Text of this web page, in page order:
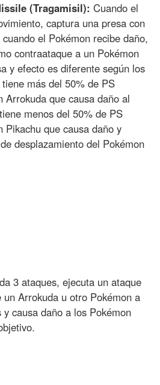
(Tragamisil): Cuando el
captura una presa con
el Pokémon recibe daño,
contraataque a un Pokémon
y efecto es diferente según los
más del 50% de PS
Arrokuda que causa daño al
menos del 50% de PS
Pikachu que causa daño y
desplazamiento del Pokémon
3 ataques, ejecuta un ataque
un Arrokuda u otro Pokémon a
causa daño a los Pokémon